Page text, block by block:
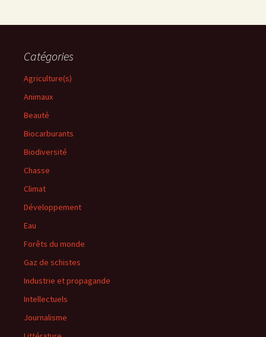
Catégories
Agriculture(s)
Animaux
Beauté
Biocarburants
Biodiversité
Chasse
Climat
Développement
Eau
Forêts du monde
Gaz de schistes
Industrie et propagande
Intellectuels
Journalisme